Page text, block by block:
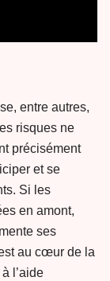
entre autres,
risques ne
précisément
et se
Si les
en amont,
ses
au cœur de la
l’aide